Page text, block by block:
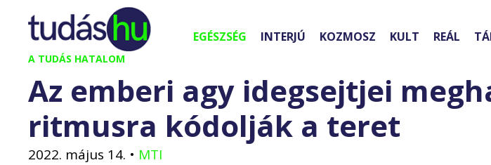
Kilépés
tartalomba
A TUDÁS HATALOM
EGÉSZSÉG INTERJÚ KOZMOSZ KULT REÁL
Az emberi agy idegsejtjei
ritmusra kódolják a teret
2022. május 14. • MTI